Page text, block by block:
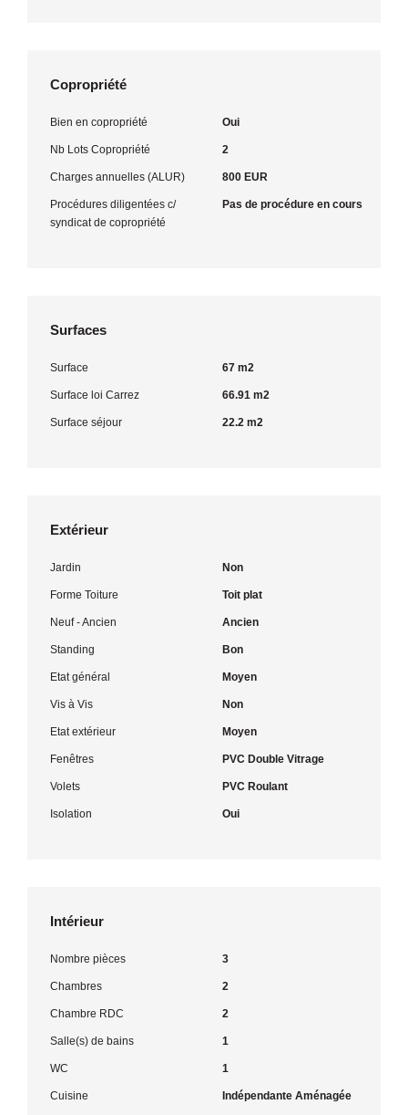
Copropriété
Bien en copropriété Oui
Nb Lots Copropriété 2
Charges annuelles (ALUR) 800 EUR
Procédures diligentées c/
syndicat de copropriété
Pas de procédure en cours
Surfaces
Surface 67 m2
Surface loi Carrez 66.91 m2
Surface séjour 22.2 m2
Extérieur
Jardin Non
Forme Toiture Toit plat
Neuf - Ancien Ancien
Standing Bon
Etat général Moyen
Vis à Vis Non
Etat extérieur Moyen
Fenêtres PVC Double Vitrage
Volets PVC Roulant
Isolation Oui
Intérieur
Nombre pièces 3
Chambres 2
Chambre RDC 2
Salle(s) de bains 1
WC 1
Cuisine Indépendante Aménagée